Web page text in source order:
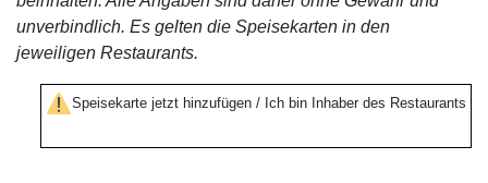
unverbindlich. Es gelten die Speisekarten in den
jeweiligen Restaurants.
Speisekarte jetzt hinzufügen / Ich bin Inhaber des Restaurants